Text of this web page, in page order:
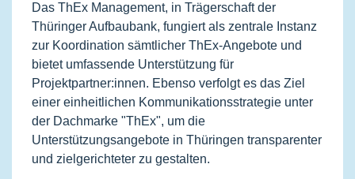
Das ThEx Management, in Trägerschaft der
Thüringer Aufbaubank, fungiert als zentrale Instanz
zur Koordination sämtlicher ThEx-Angebote und
bietet umfassende Unterstützung für
Projektpartner:innen. Ebenso verfolgt es das Ziel
einer einheitlichen Kommunikationsstrategie unter
der Dachmarke "ThEx", um die
Unterstützungsangebote in Thüringen transparenter
und zielgerichteter zu gestalten.